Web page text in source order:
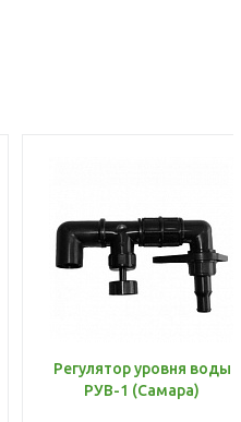
Регулятор уровня воды
РУВ-1 (Самара)